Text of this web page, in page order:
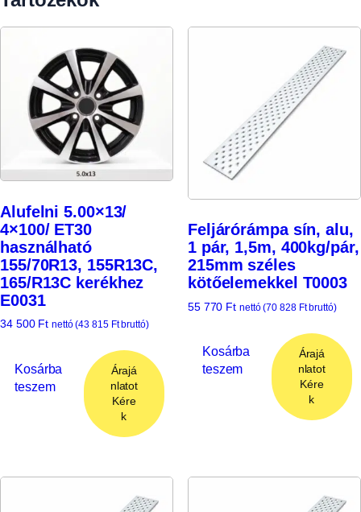
Alufelni 5.00×13/
4×100/ ET30
használható
155/70R13, 155R13C,
165/R13C kerékhez
E0031
34 500 Ft nettó (43 815 Ftbruttó)
Kosárba
teszem
Árajá
nlatot
Kére
k
Feljárórámpa sín, alu,
1 pár, 1,5m, 400kg/pár,
215mm széles
kötőelemekkel T0003
55 770 Ft nettó (70 828 Ftbruttó)
Kosárba
teszem
Árajá
nlatot
Kére
k